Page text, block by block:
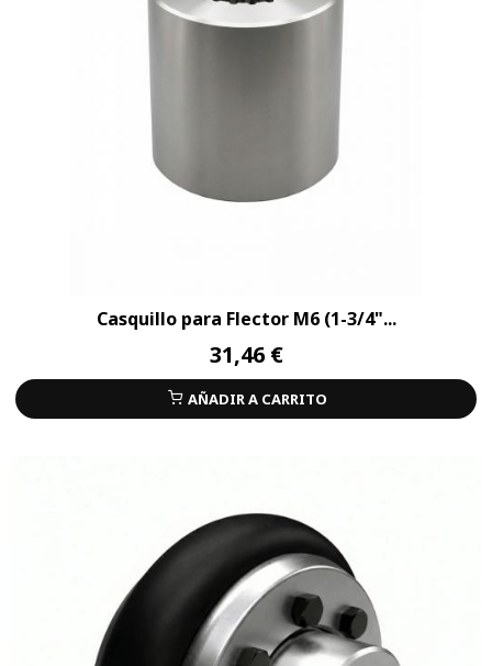
Casquillo para Flector M6 (1-3/4"...
31,46 €
AÑADIR A CARRITO